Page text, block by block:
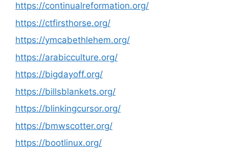
https://continualreformation.org/
https://ctfirsthorse.org/
https://ymcabethlehem.org/
https://arabicculture.org/
https://bigdayoff.org/
https://billsblankets.org/
https://blinkingcursor.org/
https://bmwscotter.org/
https://bootlinux.org/